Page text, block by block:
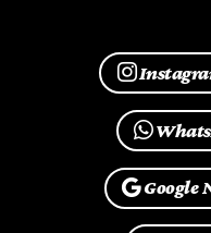
Google